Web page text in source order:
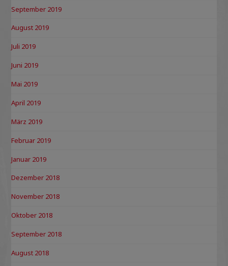
September 2019
August 2019
Juli 2019
Juni 2019
Mai 2019
April 2019
März 2019
Februar 2019
Januar 2019
Dezember 2018
November 2018
Oktober 2018
September 2018
August 2018